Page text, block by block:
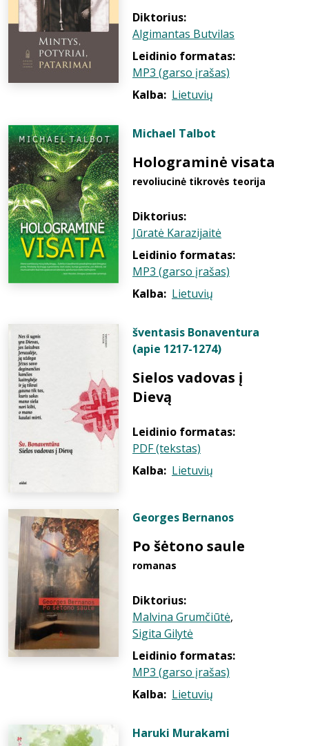
Diktorius:
Algimantas Butvilas
Leidinio formatas:
MP3 (garso įrašas)
Kalba: Lietuvių
Michael Talbot
Holograminė visata
revoliucinė tikrovės teorija
Diktorius:
Jūratė Karazijaitė
Leidinio formatas:
MP3 (garso įrašas)
Kalba: Lietuvių
šventasis Bonaventura
(apie 1217-1274)
Sielos vadovas į
Dievą
Leidinio formatas:
PDF (tekstas)
Kalba: Lietuvių
Georges Bernanos
Po šėtono saule
romanas
Diktorius:
Malvina Grumčiūtė,
Sigita Gilytė
Leidinio formatas:
MP3 (garso įrašas)
Kalba: Lietuvių
Haruki Murakami